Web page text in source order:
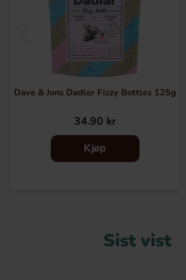
Dave & Jons Dadler Fizzy Bottles 125g
34.90 kr
Kjøp
Sist vist